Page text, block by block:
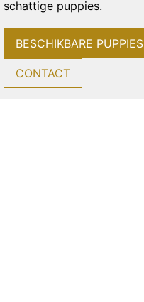
schattige puppies.
BESCHIKBARE PUPPIES
CONTACT